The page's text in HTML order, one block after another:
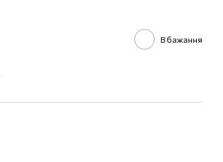
В бажання